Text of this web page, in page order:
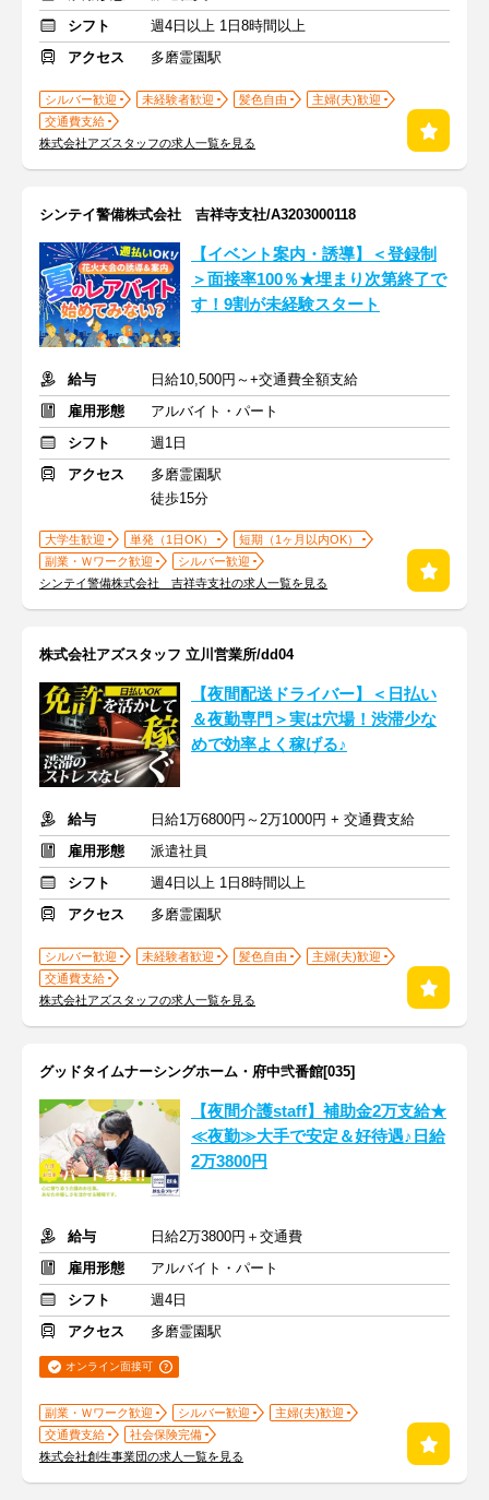
シフト
週4日以上 1日8時間以上
アクセス
多磨霊園駅
シルバー歓迎 未経験者歓迎 髪色自由
主婦(夫)歓迎
交通費支給
株式会社アズスタッフの求人一覧を見る
シンテイ警備株式会社 吉祥寺支社/A3203000118
【イベント案内・誘導】＜登録制
＞面接率100％★埋まり次第終了で
す！9割が未経験スタート
給与
日給10,500円～+交通費全額支給
雇用形態
アルバイト・パート
シフト
週1日
アクセス
多磨霊園駅
徒歩15分
大学生歓迎 単発（1日OK）
短期（1ヶ月以内OK）
副業・Ｗワーク歓迎
シルバー歓迎
シンテイ警備株式会社 吉祥寺支社の求人一覧を見る
株式会社アズスタッフ 立川営業所/dd04
【夜間配送ドライバー】＜日払い
＆夜勤専門＞実は穴場！渋滞少な
めで効率よく稼げる♪
給与
日給1万6800円～2万1000円 + 交通費支給
雇用形態
派遣社員
シフト
週4日以上 1日8時間以上
アクセス
多磨霊園駅
シルバー歓迎 未経験者歓迎 髪色自由
主婦(夫)歓迎
交通費支給
株式会社アズスタッフの求人一覧を見る
グッドタイムナーシングホーム・府中弐番館[035]
【夜間介護staff】補助金2万支給★
≪夜勤≫大手で安定＆好待遇♪日給
2万3800円
給与
日給2万3800円＋交通費
雇用形態
アルバイト・パート
シフト
週4日
アクセス
多磨霊園駅
オンライン面接可
副業・Ｗワーク歓迎 シルバー歓迎
主婦(夫)歓迎
交通費支給
社会保険完備
株式会社創生事業団の求人一覧を見る